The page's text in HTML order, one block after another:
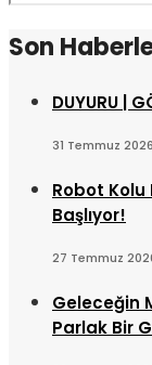
for:
Son
DUYURU |
31 Temmuz 2026
Robot
Başlıyor!
27 Temmuz
Geleceğin
Parlak Bir